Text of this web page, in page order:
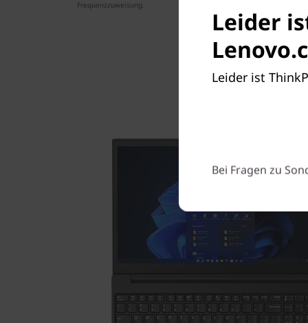
Frequenzzuweisung.
Leider
Leider ist
Bei Fragen zu